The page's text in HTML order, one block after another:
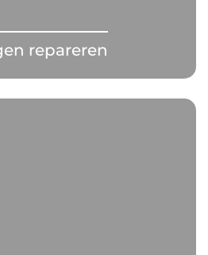
repareren